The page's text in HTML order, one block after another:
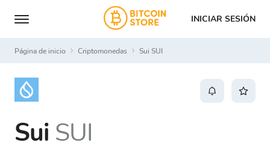
INICIAR SESIÓN
Página de inicio Criptomonedas Sui SUI
Sui SUI